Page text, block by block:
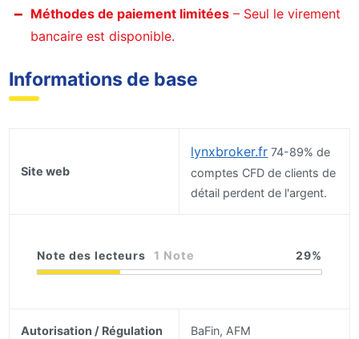
Méthodes de paiement limitées – Seul le virement
bancaire est disponible.
Informations de base
Site web
lynxbroker.fr 74-89% de
comptes CFD de clients de
détail perdent de l'argent.
Note des lecteurs 1 Note 29
Autorisation / Régulation BaFin, AFM